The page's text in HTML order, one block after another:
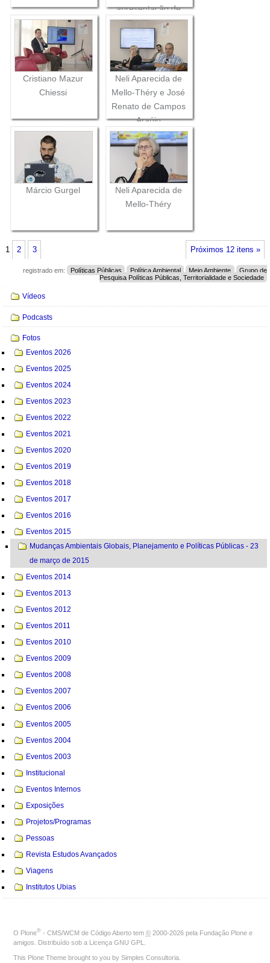
apresentação de
Cristiano Mazur
Chiessi
Cristiano Mazur
Chiessi
Neli Aparecida de
Mello-Théry e José
Renato de Campos
Araújo
Márcio Gurgel
Neli Aparecida de
Mello-Théry
Próximos 12 itens »
1 2 3
registrado em: Políticas Públicas Política Ambiental Meio Ambiente
Grupo de
Pesquisa Políticas Públicas, Territorialidade e Sociedade
Navegação
Vídeos
Podcasts
Fotos
Eventos 2026
Eventos 2025
Eventos 2024
Eventos 2023
Eventos 2022
Eventos 2021
Eventos 2020
Eventos 2019
Eventos 2018
Eventos 2017
Eventos 2016
Eventos 2015
Mudanças Ambientais Globais, Planejamento e Políticas Públicas - 23
de março de 2015
Eventos 2014
Eventos 2013
Eventos 2012
Eventos 2011
Eventos 2010
Eventos 2009
Eventos 2008
Eventos 2007
Eventos 2006
Eventos 2005
Eventos 2004
Eventos 2003
Institucional
Eventos Internos
Exposições
Projetos/Programas
Pessoas
Revista Estudos Avançados
Viagens
Institutos Ubias
O Plone® - CMS/WCM de Código Aberto tem © 2000-2026 pela Fundação Plone e
amigos. Distribuído sob a Licença GNU GPL
This Plone Theme brought to you by Simples Consultoria